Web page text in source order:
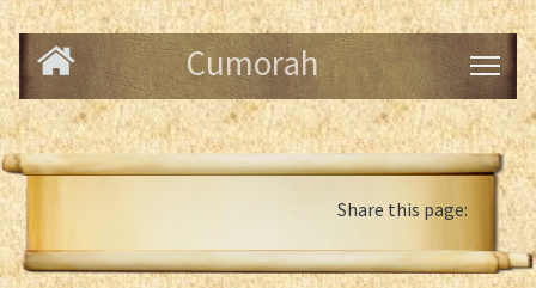
Cumorah
Share this page: